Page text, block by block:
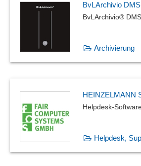
BvLArchivio DMS
BvLArchivio®
Archivierung
HEINZELMANN
Helpdesk-
Helpdesk,